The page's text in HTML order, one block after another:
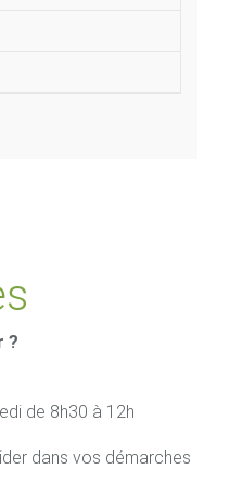
?
de 8h30 à 12h
dans vos démarches